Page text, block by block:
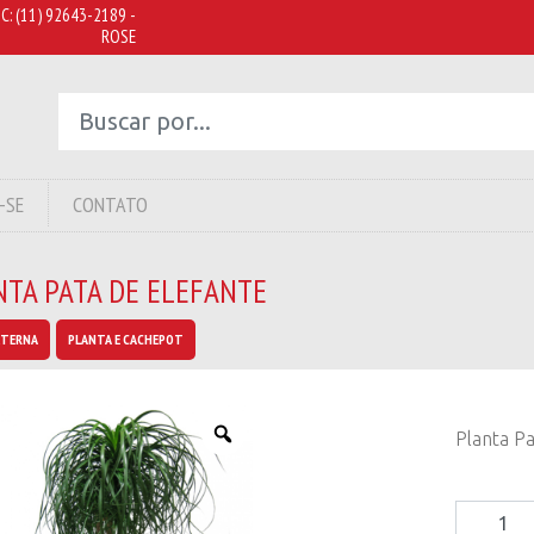
(11) 92643-2189 -
ROSE
CONTATO
PATA DE ELEFANTE
PLANTA E CACHEPOT
Planta
Planta